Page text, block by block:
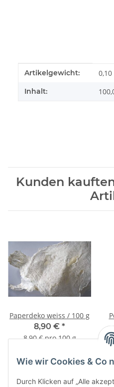
Wie wir Cookies & Co
Durch Klicken auf „Alle
Produkteigenschaft
Wert
Artikelgewicht: 0,10
Inhalt:
Kunden
Paperdeko weiss / 100 g
8,90 € *
8,90 € pro 100 g